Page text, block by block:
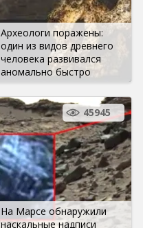
Археологи поражены:
один из видов древнего
человека развивался
аномально быстро
На Марсе обнаружили
наскальные надписи
45945